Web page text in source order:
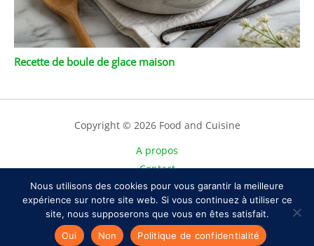
Recette de boule de glace maison
Copyright © 2026 Food and Cuisine
A propos
Contact
Plan du site
Mentions légales
Politique de confidentialité
Nous utilisons des cookies pour vous garantir la meilleure
expérience sur notre site web. Si vous continuez à utiliser ce
site, nous supposerons que vous en êtes satisfait.
Oui
Non Politique de confidentialité